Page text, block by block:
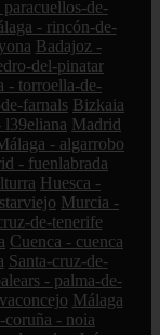
de-
- rincón-de-
Badajoz -
del-pinatar
- torroella-de-
farnals Bizkaia
l39eliana Madrid
- algarrobo
- fuenlabrada
Huesca -
Murcia -
de-tenerife
Cuenca - cuenca
Santa-cruz-de-
- palma-de-
Málaga
coruña - noia